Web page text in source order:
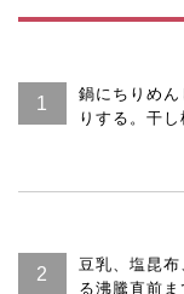
鍋にちりめ
りする。干
豆乳、塩昆
る沸騰直前ま